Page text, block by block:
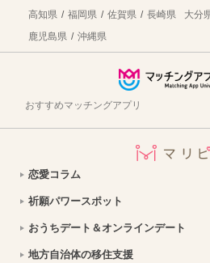
2026年8月7日
2026年8月7日
日高市への移住！まちの魅
2026年8月7日
高知県
福岡県 佐賀県 長崎県 大分
鹿児島県
沖縄県
おすすめマッチングアプリ
恋愛コラム
祈願パワースポット
おうちデート＆オンラインデート
地方自治体の移住支援